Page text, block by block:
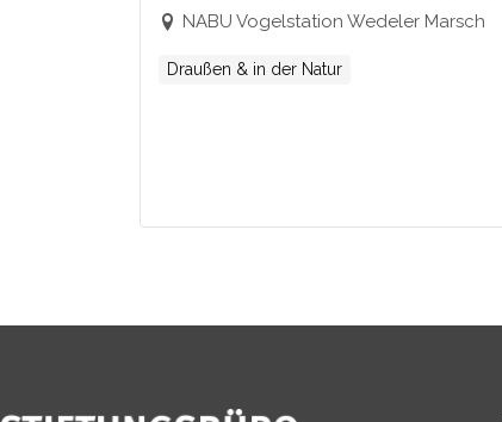
NABU Vogelstation Wedeler Marsch
Draußen & in der Natur